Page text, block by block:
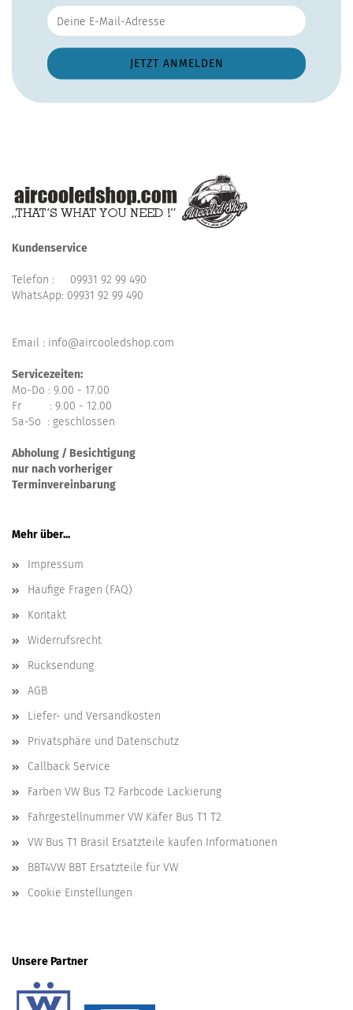
Kundenservice
Telefon : 09931 92 99 490
WhatsApp: 09931 92 99 490
Email : info@aircooledshop.com
Servicezeiten:
Mo-Do : 9.00 - 17.00
Fr : 9.00 - 12.00
Sa-So : geschlossen
Abholung / Besichtigung
nur nach vorheriger
Terminvereinbarung
Mehr über...
Impressum
Häufige Fragen (FAQ)
Kontakt
Widerrufsrecht
Rücksendung
AGB
Liefer- und Versandkosten
Privatsphäre und Datenschutz
Callback Service
Farben VW Bus T2 Farbcode Lackierung
Fahrgestellnummer VW Käfer Bus T1 T2
VW Bus T1 Brasil Ersatzteile kaufen Informationen
BBT4VW BBT Ersatzteile für VW
Cookie Einstellungen
Unsere Partner